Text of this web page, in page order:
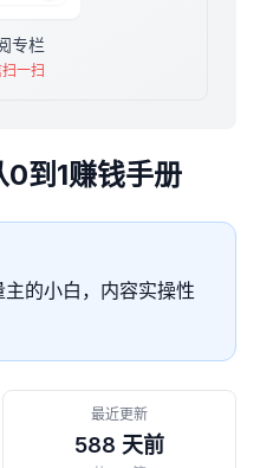
专栏
一扫
到1赚钱手册
的小白，内容实操性
最近更新
588 天前